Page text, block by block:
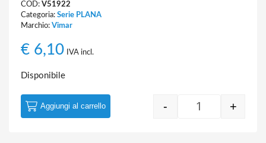
COD: V51922
Categoria: Serie PLANA
Marchio: Vimar
€ 6,10 IVA incl.
Disponibile
Supporto 2M
- +
Aggiungi al carrello